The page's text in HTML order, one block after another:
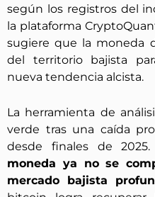
según los registros del
la plataforma
sugiere que la moneda
del territorio bajista
nueva tendencia alcista.
La herramienta de
verde tras una caída
desde finales de
moneda ya no se
mercado bajista